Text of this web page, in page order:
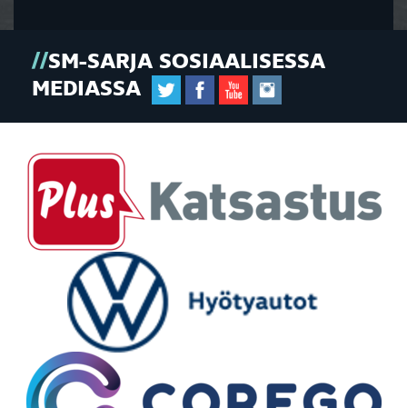
SM-SARJA SOSIAALISESSA
MEDIASSA